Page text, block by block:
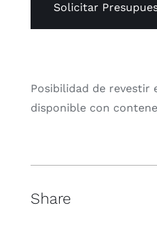
Solicitar
Posibilidad de revestir
disponible con
Share